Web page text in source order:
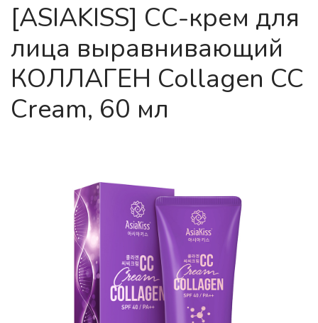
[ASIAKISS] СС-крем для
лица выравнивающий
КОЛЛАГЕН Collagen CC
Cream, 60 мл